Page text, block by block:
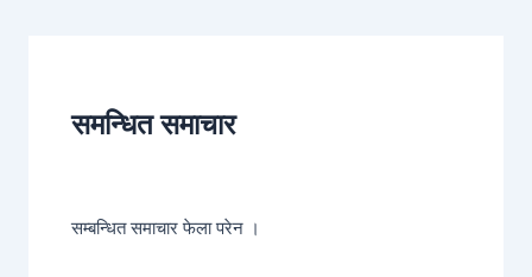
समन्धित समाचार
सम्बन्धित समाचार फेला परेन ।